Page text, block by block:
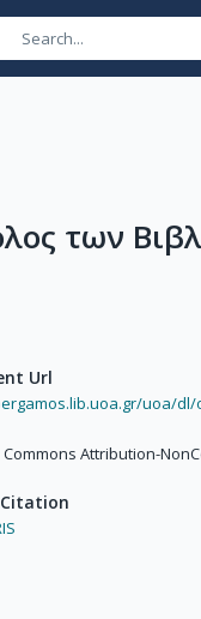
των
Url
uoa/dl/
Attribution-